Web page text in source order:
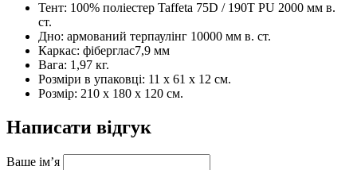
Тент: 100% поліестер Taffeta 75D / 190T PU 2000 мм в.
ст.
Дно: армований терпаулінг 10000 мм в. ст.
Каркас: фіберглас7,9 мм
Вага: 1,97 кг.
Розміри в упаковці: 11 x 61 x 12 см.
Розмір: 210 х 180 х 120 см.
Написати відгук
Ваше ім’я